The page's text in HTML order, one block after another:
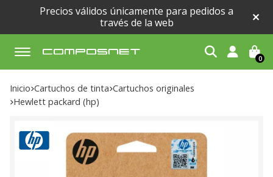
Precios válidos únicamente para pedidos a
través de la web
Buscar 0
Inicio cartuchos de tinta
cartuchos originales
hewlett packard (hp)